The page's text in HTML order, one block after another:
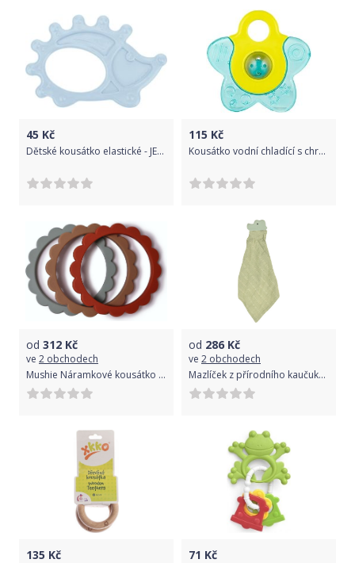
45 Kč
Dětské kousátko elastické - JEŽEK modré - Canpol
115 Kč
Kousátko vodní chladící s chrastítkem - HVĚZDIČKA mátovo-limetkové - Canpol
od 312 Kč
ve 2 obchodech
Mushie Náramkové kousátko ze silikonu Mush Flower Cambridge/Blue/Natural 2021
od 286 Kč
ve 2 obchodech
Mazlíček z přírodního kaučuku a bio bavlny Tikiri Safari Krokodýl 2021
135 Kč 71 Kč